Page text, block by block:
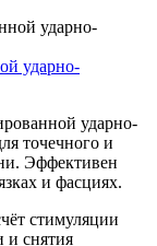
ударно-
ударно-
точечного и
Эффективен
и фасциях.
стимуляции
и снятия